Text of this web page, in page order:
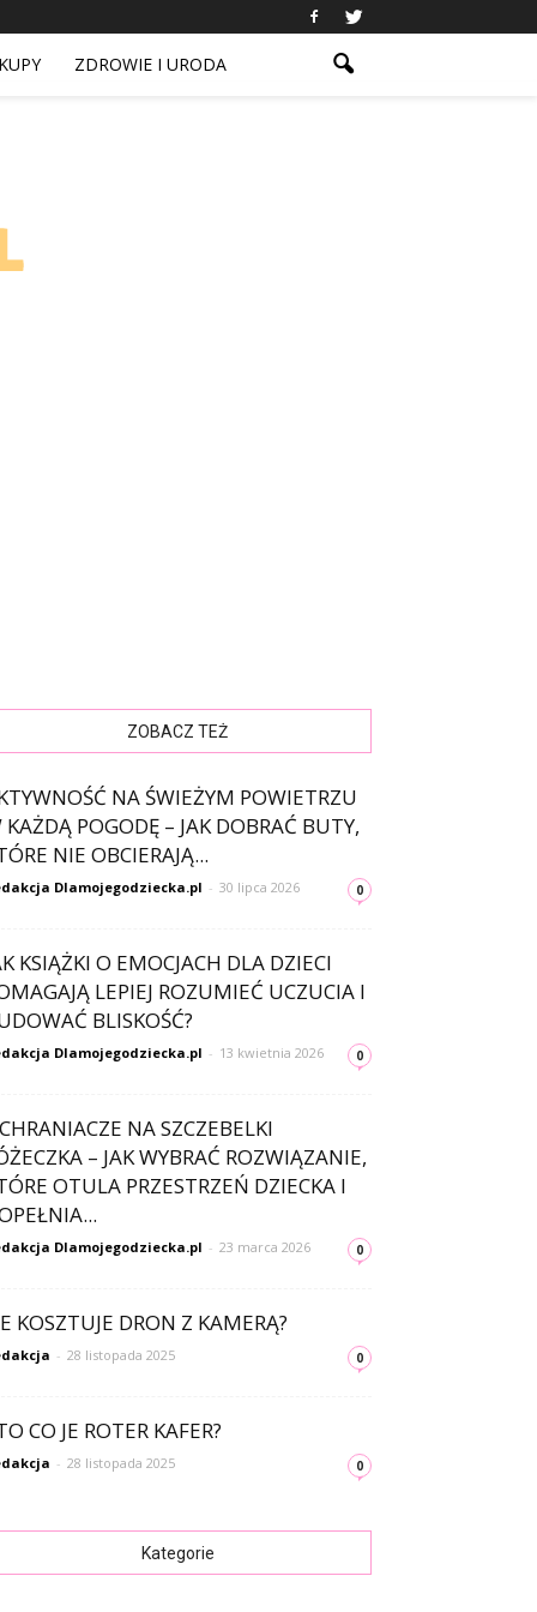
ZDROWIE I URODA
ZOBACZ TEŻ
NA ŚWIEŻYM POWIETRZU
KAŻDĄ POGODĘ – JAK DOBRAĆ BUTY,
NIE OBCIERAJĄ...
Dlamojegodziecka.pl - 30 lipca 2026 0
KSIĄŻKI O EMOCJACH DLA DZIECI
LEPIEJ ROZUMIEĆ UCZUCIA I
BLISKOŚĆ?
Dlamojegodziecka.pl - 13 kwietnia 2026 0
NA SZCZEBELKI
– JAK WYBRAĆ ROZWIĄZANIE,
OTULA PRZESTRZEŃ DZIECKA I
Dlamojegodziecka.pl - 23 marca 2026 0
KOSZTUJE DRON Z KAMERĄ?
- 28 listopada 2025 0
CO JE ROTER KAFER?
- 28 listopada 2025 0
Kategorie